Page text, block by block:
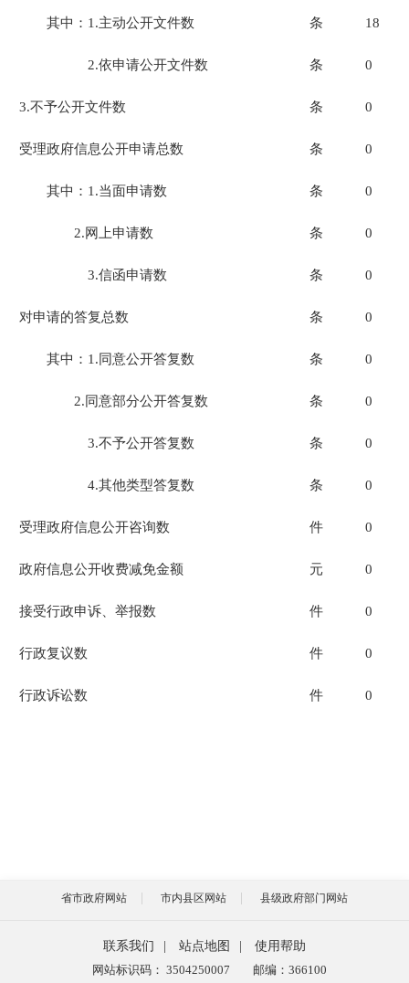
其中：1.主动公开文件数 条 18
2.依申请公开文件数 条 0
3.不予公开文件数 条 0
受理政府信息公开申请总数 条 0
其中：1.当面申请数 条 0
2.网上申请数 条 0
3.信函申请数 条 0
对申请的答复总数 条 0
其中：1.同意公开答复数 条 0
2.同意部分公开答复数 条 0
3.不予公开答复数 条 0
4.其他类型答复数 条 0
受理政府信息公开咨询数 件 0
政府信息公开收费减免金额 元 0
接受行政申诉、举报数 件 0
行政复议数 件 0
行政诉讼数 件 0
省市政府网站 市内县区网站 县级政府部门网站
联系我们 站点地图
使用帮助
网站标识码： 3504250007
邮编：366100